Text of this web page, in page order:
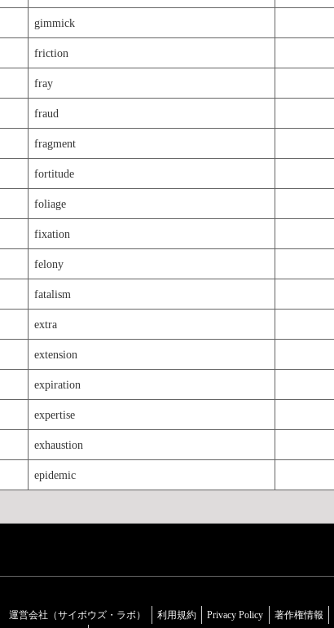
gimmick
friction
fray
fraud
fragment
fortitude
foliage
fixation
felony
fatalism
extra
extension
expiration
expertise
exhaustion
epidemic
運営会社（サイボウズ・ラボ） 利用規約 Privacy Policy 著作権情報